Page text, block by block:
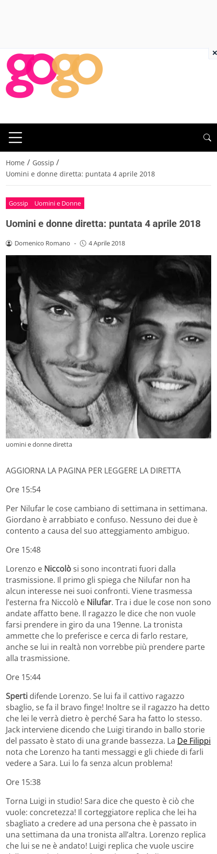
Home / Gossip /
Uomini e donne diretta: puntata 4 aprile 2018
Gossip Uomini e Donne
Uomini e donne diretta: puntata 4 aprile 2018
Domenico Romano - 4 Aprile 2018
uomini e donne diretta
AGGIORNA LA PAGINA PER LEGGERE LA DIRETTA
Ore 15:54
Per Nilufar le cose cambiano di settimana in settimana.
Giordano è arrabbiato e confuso. Nessuno dei due è
contento a causa del suo atteggiamento ambiguo.
Ore 15:48
Lorenzo e Niccolòsi sono incontrati fuori dalla
trasmissione. Il primo gli spiega che Nilufar non ha
alcun interesse nei suoi confronti. Viene trasmessa
l’esterna fra Niccolò e Nilufar. Tra i due le cose non sono
andate affatto bene. Il ragazzo le dice che non vuole
farsi prendere in giro da una 19enne. La tronista
ammette che lo preferisce e cerca di farlo restare,
anche se lui in realtà non vorrebbe più prendere parte
alla trasmissione.
Ore 15:44
Sperti difende Lorenzo. Se lui fa il cattivo ragazzo
sbaglio, se fa il bravo finge! Inoltre se il ragazzo ha detto
che lei le verrà dietro è perché Sara ha fatto lo stesso.
Jack interviene dicendo che Luigi tirando in ballo storie
del passato è stato di una grande bassezza. La De Filippi
nota che Lorenzo ha tanti messaggi e gli chiede di farli
vedere a Sara. Lui lo fa senza alcun problema!
Ore 15:38
Torna Luigi in studio! Sara dice che questo è ciò che
vuole: concretezza! Il corteggiatore replica che lei ha
sbagliato a credere ad una persona che è passato in
una settimana da una tronista all’altra. Lorenzo replica
che lui se ne è andato! Luigi replica che vuole uscire
×